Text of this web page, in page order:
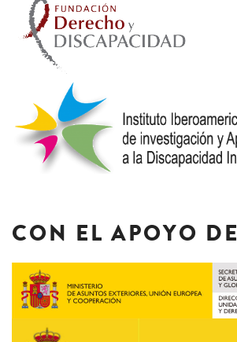
CON EL APOYO DE